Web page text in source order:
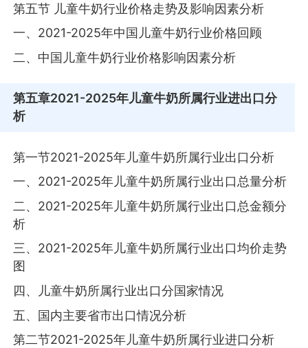
第五节 儿童牛奶行业价格走势及影响因素分析
一、2021-2025年中国儿童牛奶行业价格回顾
二、中国儿童牛奶行业价格影响因素分析
第五章2021-2025年儿童牛奶所属行业进出口分
析
第一节2021-2025年儿童牛奶所属行业出口分析
一、2021-2025年儿童牛奶所属行业出口总量分析
二、2021-2025年儿童牛奶所属行业出口总金额分
析
三、2021-2025年儿童牛奶所属行业出口均价走势
图
四、儿童牛奶所属行业出口分国家情况
五、国内主要省市出口情况分析
第二节2021-2025年儿童牛奶所属行业进口分析